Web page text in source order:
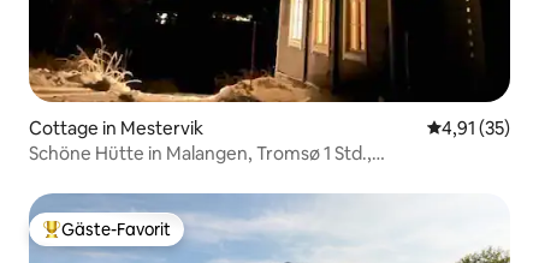
Cottage in Mestervik
4,91 (35)
Schöne Hütte in Malangen, Tromsø 1 Std.,
Beliebter Gäste-Favorit.
Gäste-Favorit